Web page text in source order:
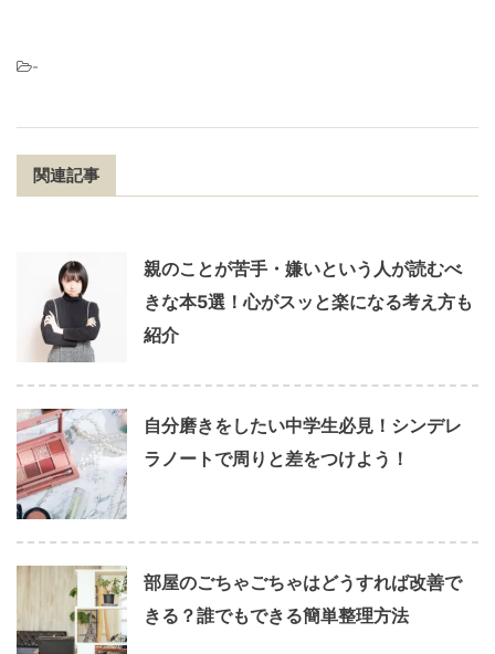
-
関連記事
親のことが苦手・嫌いという人が読むべ
きな本5選！心がスッと楽になる考え方も
紹介
自分磨きをしたい中学生必見！シンデレ
ラノートで周りと差をつけよう！
部屋のごちゃごちゃはどうすれば改善で
きる？誰でもできる簡単整理方法